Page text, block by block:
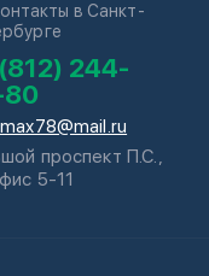
в Санкт-
244-
проспект П.С.,
5-11